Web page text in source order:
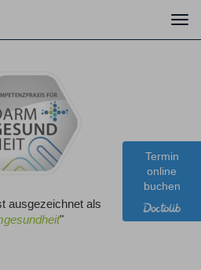
ausgezeichnet als
"
Termin
online
buchen